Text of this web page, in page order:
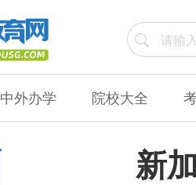
中外办学 院校大全
新